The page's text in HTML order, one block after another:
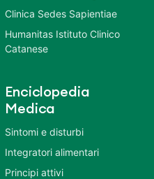
Clinica Sedes Sapientiae
Humanitas Istituto Clinico
Catanese
Enciclopedia
Medica
Sintomi e disturbi
Integratori alimentari
Principi attivi